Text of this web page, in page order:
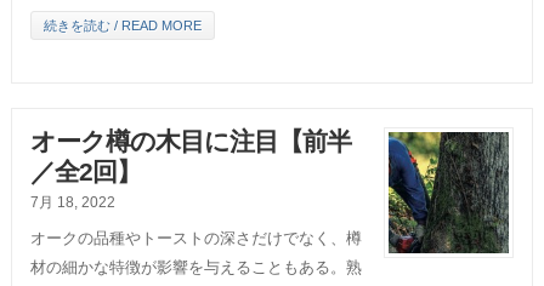
続きを読む / READ MORE
オーク樽の木目に注目【前半
／全2回】
7月 18, 2022
オークの品種やトーストの深さだけでなく、樽
材の細かな特徴が影響を与えることもある。熟